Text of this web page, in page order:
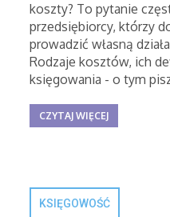
koszty? To pytanie
przedsiębiorcy, którzy
prowadzić własną
Rodzaje kosztów, ich
księgowania - o tym
CZYTAJ WIĘCEJ
KSIĘGOWOŚĆ